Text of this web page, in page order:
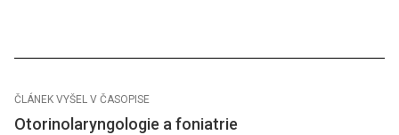
ČLÁNEK VYŠEL V ČASOPISE
Otorinolaryngologie a foniatrie